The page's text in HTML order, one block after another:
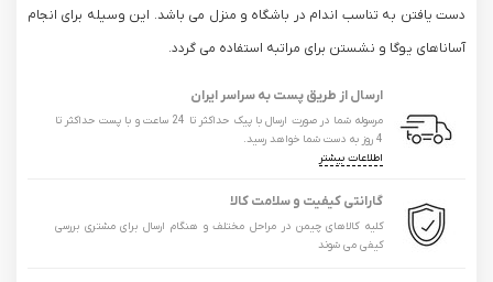
دست یافتن به تناسب اندام در باشگاه و منزل می باشد. این وسیله برای انجام
آساناهای یوگا و نشستن برای مراتبه استفاده می گردد.
ارسال از طریق پست به سراسر ایران
مرسوله شما در صورت ارسال با پیک حداکثر تا 24 ساعت و با پست حداکثر تا
4 روز به دست شما خواهد رسید.
اطلاعات بیشتر
گارانتی کیفیت و سلامت کالا
کلیه کالاهای چیمن در مراحل مختلف و هنگام ارسال برای مشتری بررسی
کیفی می شوند